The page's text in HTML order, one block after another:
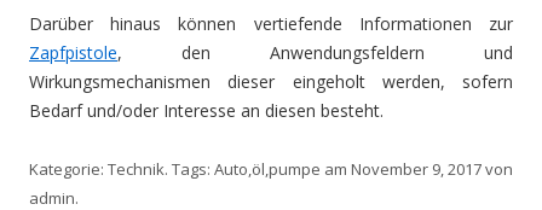
Darüber hinaus können vertiefende Informationen zur
Zapfpistole, den Anwendungsfeldern und
Wirkungsmechanismen dieser eingeholt werden, sofern
Bedarf und/oder Interesse an diesen besteht.
Kategorie: Technik. Tags: Auto,öl,pumpe am November 9, 2017von
admin.